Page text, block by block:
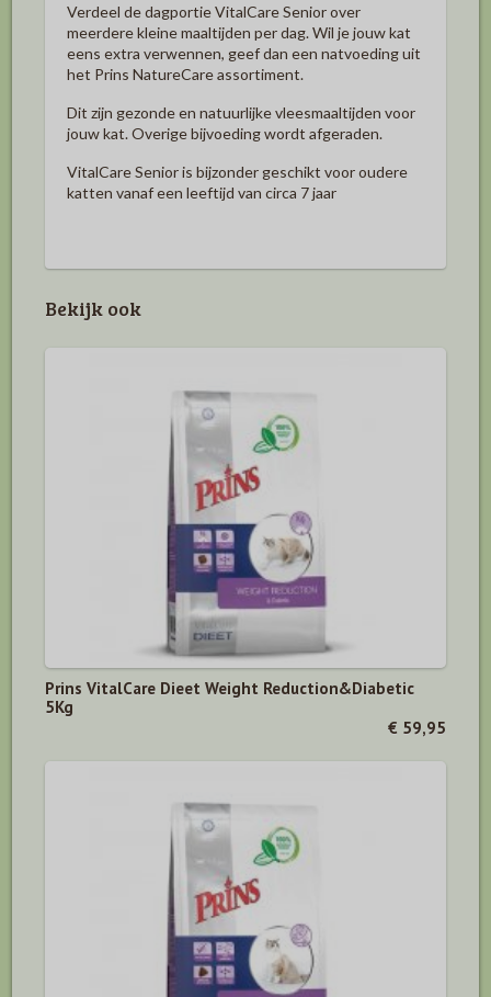
Verdeel de dagportie VitalCare Senior over
meerdere kleine maaltijden per dag. Wil je jouw kat
eens extra verwennen, geef dan een natvoeding uit
het Prins NatureCare assortiment.
Dit zijn gezonde en natuurlijke vleesmaaltijden voor
jouw kat. Overige bijvoeding wordt afgeraden.
VitalCare Senior is bijzonder geschikt voor oudere
katten vanaf een leeftijd van circa 7 jaar
Bekijk ook
Prins VitalCare Dieet Weight Reduction&Diabetic
5Kg
€ 59,95